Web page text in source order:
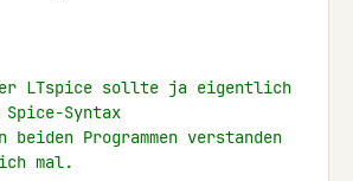
LTspice sollte ja eigentlich
Syntax
Programmen verstanden
mal.